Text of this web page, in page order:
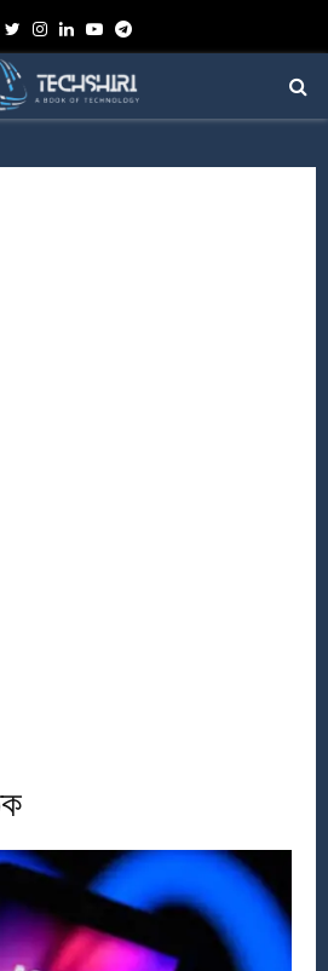
TwitterInstagram
Linkedin
YoutubeTelegram